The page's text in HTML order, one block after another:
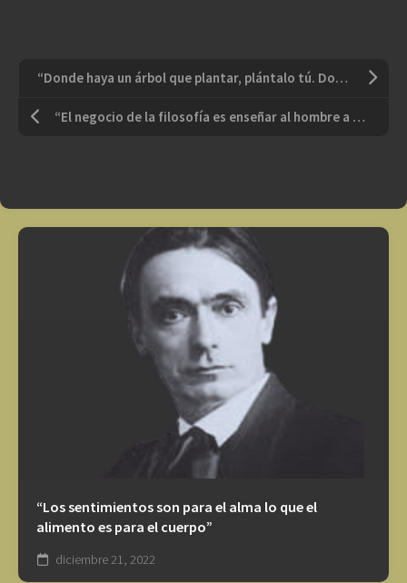
“Donde haya un árbol que plantar, plántalo tú. Donde haya un error que enmendar, enmiéndalo tú. Donde haya un esfuerzo que todos esquivan, hazlo tú. Sé tú el que aparta la piedra del camino”
“El negocio de la filosofía es enseñar al hombre a vivir en la incertidumbre, un hombre que tiene mucho miedo a la incertidumbre y que se esconde para siempre detrás de este u otro dogma. Más brevemente, el negocio de la filosofía no es tranquilizar a la gente, sino molestarla”
“Los sentimientos son para el alma lo que el
alimento es para el cuerpo”
diciembre 21, 2022